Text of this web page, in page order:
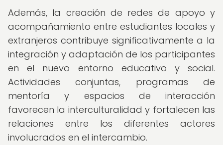
Además, la creación de redes de apoyo y
acompañamiento entre estudiantes locales y
extranjeros contribuye significativamente a la
integración y adaptación de los participantes
en el nuevo entorno educativo y social.
Actividades conjuntas, programas de
mentoría y espacios de interacción
favorecen la interculturalidad y fortalecen las
relaciones entre los diferentes actores
involucrados en el intercambio.